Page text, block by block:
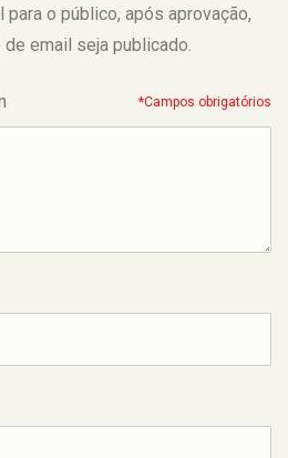
o público, após aprovação,
email seja publicado.
*Campos obrigatórios